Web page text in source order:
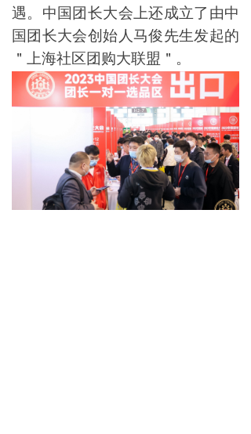
遇。中国团长大会上还成立了由中
国团长大会创始人马俊先生发起的
＂上海社区团购大联盟＂。